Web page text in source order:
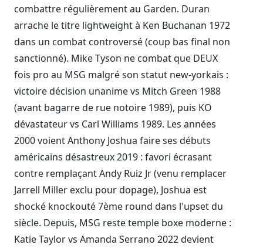
combattre régulièrement au Garden. Duran
arrache le titre lightweight à Ken Buchanan 1972
dans un combat controversé (coup bas final non
sanctionné). Mike Tyson ne combat que DEUX
fois pro au MSG malgré son statut new-yorkais :
victoire décision unanime vs Mitch Green 1988
(avant bagarre de rue notoire 1989), puis KO
dévastateur vs Carl Williams 1989. Les années
2000 voient Anthony Joshua faire ses débuts
américains désastreux 2019 : favori écrasant
contre remplaçant Andy Ruiz Jr (venu remplacer
Jarrell Miller exclu pour dopage), Joshua est
shocké knockouté 7ème round dans l'upset du
siècle. Depuis, MSG reste temple boxe moderne :
Katie Taylor vs Amanda Serrano 2022 devient